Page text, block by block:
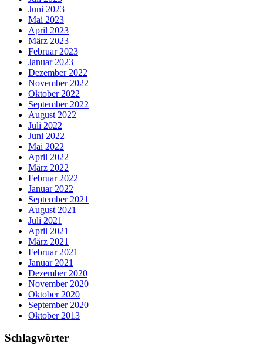
Juni 2023
Mai 2023
April 2023
März 2023
Februar 2023
Januar 2023
Dezember 2022
November 2022
Oktober 2022
September 2022
August 2022
Juli 2022
Juni 2022
Mai 2022
April 2022
März 2022
Februar 2022
Januar 2022
September 2021
August 2021
Juli 2021
April 2021
März 2021
Februar 2021
Januar 2021
Dezember 2020
November 2020
Oktober 2020
September 2020
Oktober 2013
Schlagwörter